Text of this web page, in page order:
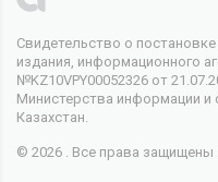
Свидетельство о
издания, информационного
№KZ10VPY00052326 от
Министерства информации и
Казахстан.
© 2026 . Все права защищены